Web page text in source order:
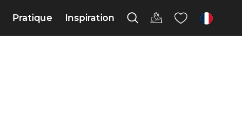
Pratique Inspiration fr